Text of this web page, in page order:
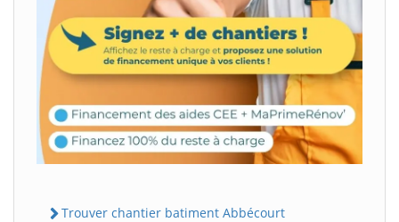
Trouver chantier batiment Abbécourt